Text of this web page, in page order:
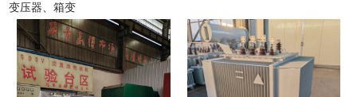
变压器、箱变